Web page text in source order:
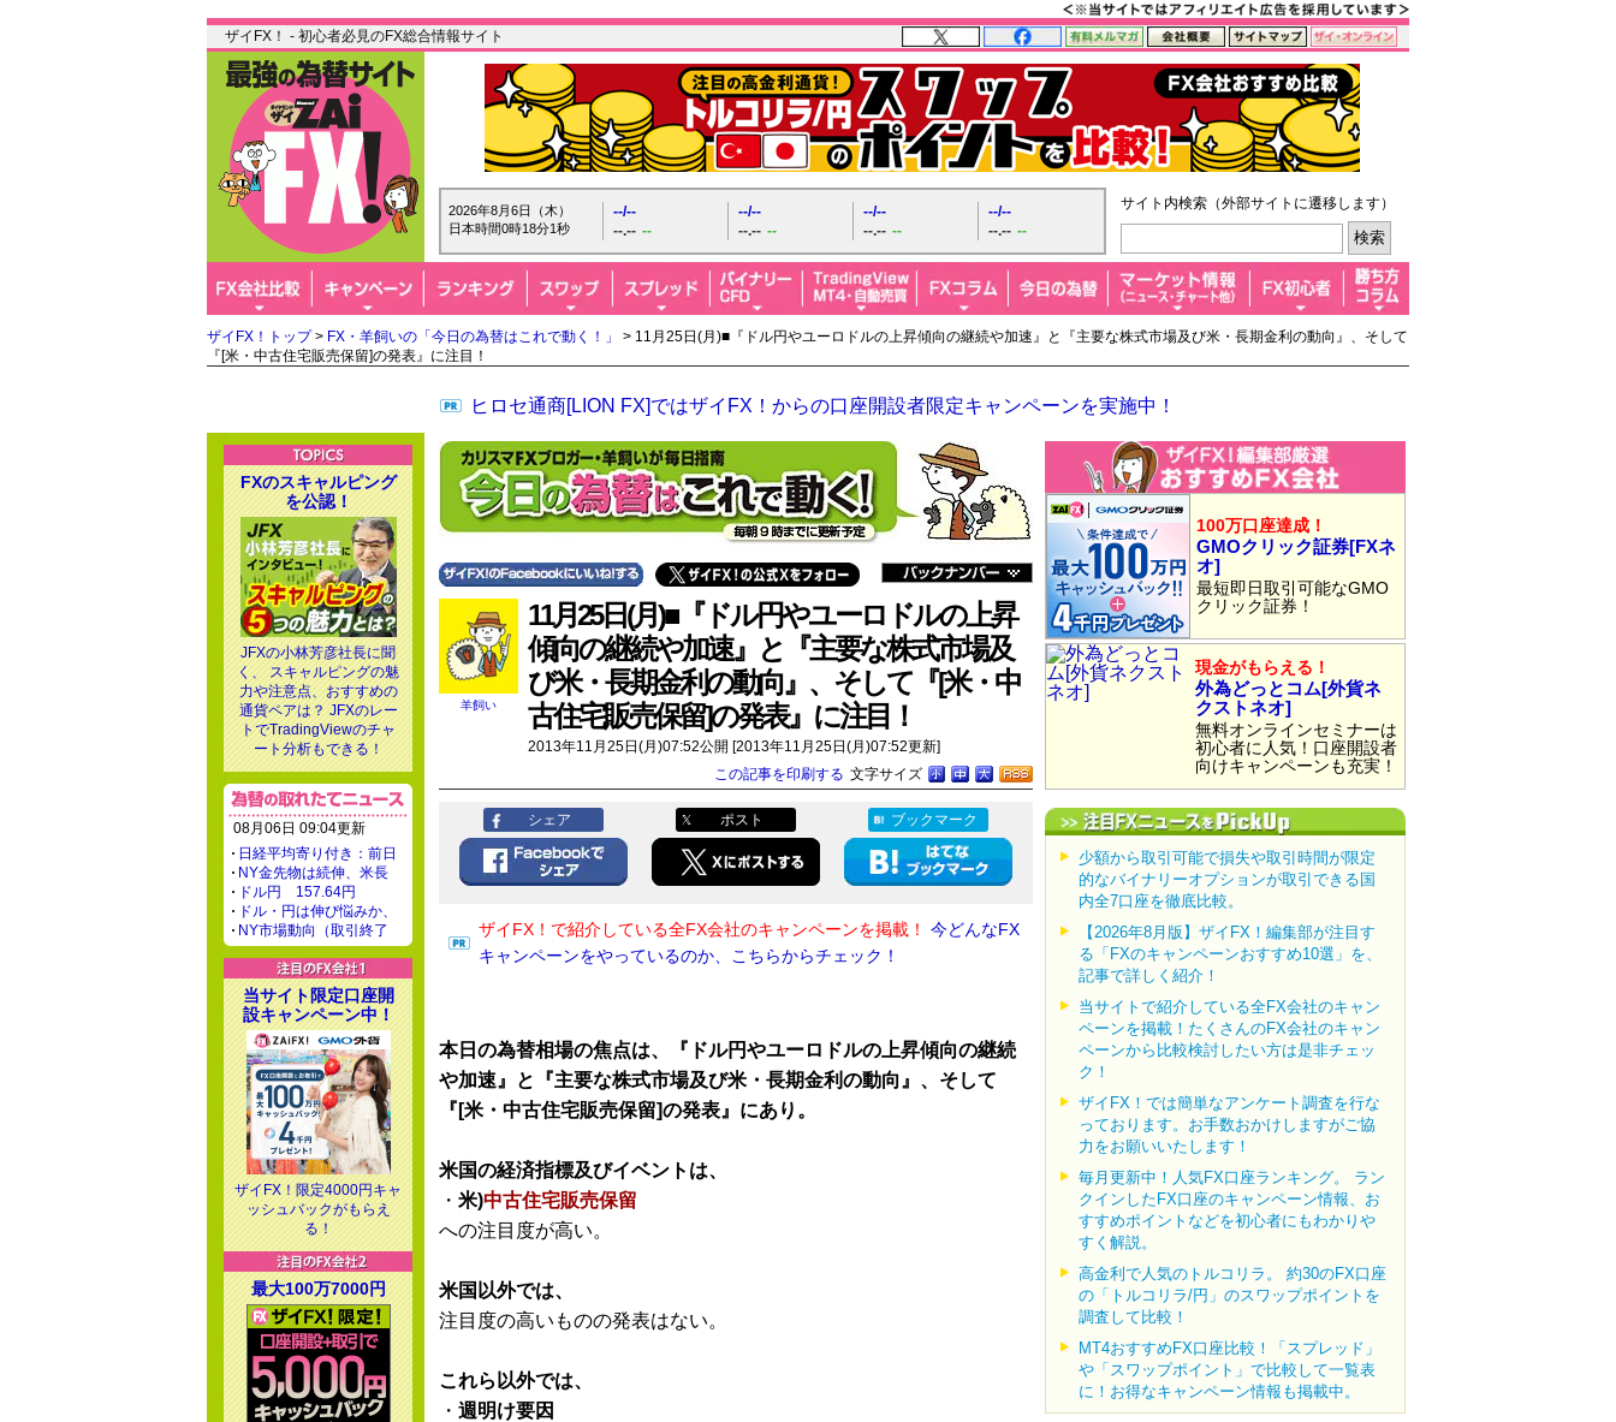
ザイFX！ - 初心者必見のFX総合情報サイト
2026年8月6日（木）
日本時間0時18分2秒
--/--
--.-- --
--/--
--.-- --
--/--
--.-- --
--/--
--.-- --
サイト内検索（外部サイトに遷移します）
ザイFX！トップ> FX・羊飼いの「今日の為替はこれで動く！」
> 11月25日(月)■『ドル円やユーロドルの上昇傾向の継続や加速』と『主要な株式市場及び米・長期金利の動向』、そして
『[米・中古住宅販売保留]の発表』に注目！
ヒロセ通商[LION FX]ではザイFX！からの口座開設者限定キャンペーンを実施中！
羊飼い
11月25日(月)■『ドル円やユーロドルの上昇
傾向の継続や加速』と『主要な株式市場及
び米・長期金利の動向』、そして『[米・中
古住宅販売保留]の発表』に注目！
2013年11月25日(月)07:52公開 [2013年11月25日(月)07:52更新]
文字サイズ
この記事を印刷する
シェア ポスト ブックマーク
ザイFX！で紹介している全FX会社のキャンペーンを掲載！
今どんなFX
キャンペーンをやっているのか、こちらからチェック！
本日の為替相場の焦点は、『ドル円やユーロドルの上昇傾向の継続
や加速』と『主要な株式市場及び米・長期金利の動向』、そして
『[米・中古住宅販売保留]の発表』にあり。
米国の経済指標及びイベントは、
・ 米)中古住宅販売保留
への注目度が高い。
米国以外では、
注目度の高いものの発表はない。
これら以外では、
・ 週明け要因
100万口座達成！
GMOクリック証券[FXネ
オ]
最短即日取引可能なGMO
クリック証券！
現金がもらえる！
外為どっとコム[外貨ネ
クストネオ]
無料オンラインセミナーは
初心者に人気！口座開設者
向けキャンペーンも充実！
少額から取引可能で損失や取引時間が限定
的なバイナリーオプションが取引できる国
内全7口座を徹底比較。
【2026年8月版】ザイFX！編集部が注目す
る「FXのキャンペーンおすすめ10選」を、
記事で詳しく紹介！
当サイトで紹介している全FX会社のキャン
ペーンを掲載！たくさんのFX会社のキャン
ペーンから比較検討したい方は是非チェッ
ク！
ザイFX！では簡単なアンケート調査を行な
っております。お手数おかけしますがご協
力をお願いいたします！
毎月更新中！人気FX口座ランキング。 ラン
クインしたFX口座のキャンペーン情報、お
すすめポイントなどを初心者にもわかりや
すく解説。
高金利で人気のトルコリラ。 約30のFX口座
の「トルコリラ/円」のスワップポイントを
調査して比較！
MT4おすすめFX口座比較！「スプレッド」
や「スワップポイント」で比較して一覧表
に！お得なキャンペーン情報も掲載中。
FXのスキャルピング
を公認！
JFXの小林芳彦社長に聞
く、 スキャルピングの魅
力や注意点、おすすめの
通貨ペアは？ JFXのレー
トでTradingViewのチャ
ート分析もできる！
08月06日 09:04更新
日経平均寄り付き：前日
NY金先物は続伸、米長
ドル円 157.64円
ドル・円は伸び悩みか、
NY市場動向（取引終了
当サイト限定口座開
設キャンペーン中！
ザイFX！限定4000円キャ
ッシュバックがもらえ
る！
最大100万7000円